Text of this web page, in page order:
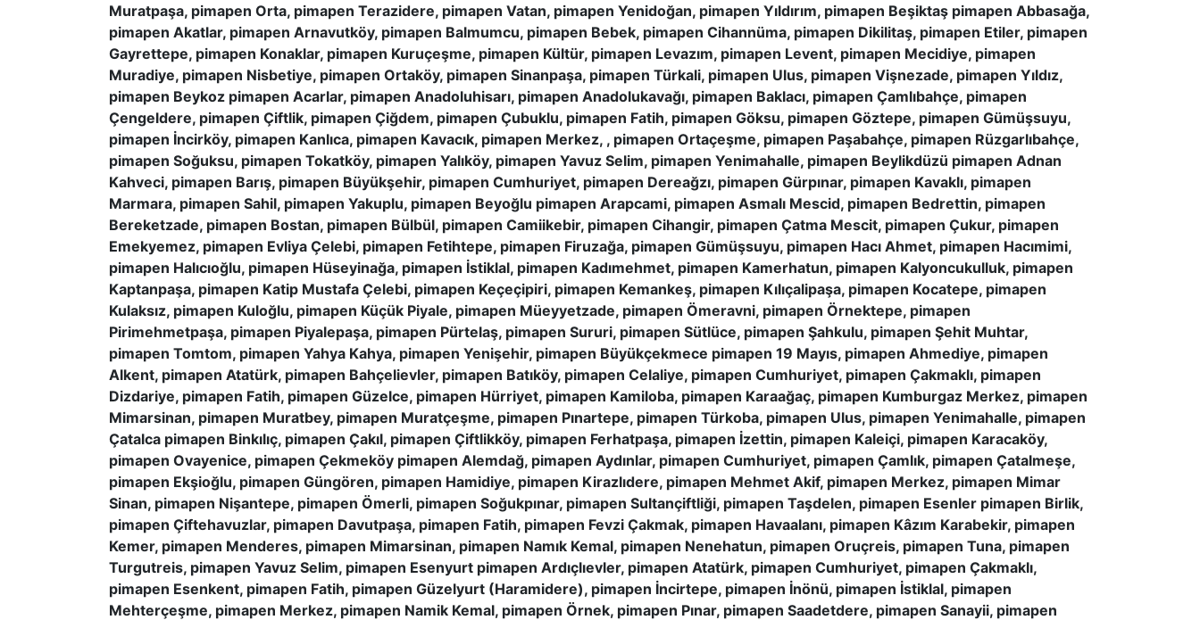
Muratpaşa, pimapen Orta, pimapen Terazidere, pimapen Vatan, pimapen Yenidoğan, pimapen Yıldırım, pimapen Beşiktaş pimapen Abbasağa,
pimapen Akatlar, pimapen Arnavutköy, pimapen Balmumcu, pimapen Bebek, pimapen Cihannüma, pimapen Dikilitaş, pimapen Etiler, pimapen
Gayrettepe, pimapen Konaklar, pimapen Kuruçeşme, pimapen Kültür, pimapen Levazım, pimapen Levent, pimapen Mecidiye, pimapen
Muradiye, pimapen Nisbetiye, pimapen Ortaköy, pimapen Sinanpaşa, pimapen Türkali, pimapen Ulus, pimapen Vişnezade, pimapen Yıldız,
pimapen Beykoz pimapen Acarlar, pimapen Anadoluhisarı, pimapen Anadolukavağı, pimapen Baklacı, pimapen Çamlıbahçe, pimapen
Çengeldere, pimapen Çiftlik, pimapen Çiğdem, pimapen Çubuklu, pimapen Fatih, pimapen Göksu, pimapen Göztepe, pimapen Gümüşsuyu,
pimapen İncirköy, pimapen Kanlıca, pimapen Kavacık, pimapen Merkez, , pimapen Ortaçeşme, pimapen Paşabahçe, pimapen Rüzgarlıbahçe,
pimapen Soğuksu, pimapen Tokatköy, pimapen Yalıköy, pimapen Yavuz Selim, pimapen Yenimahalle, pimapen Beylikdüzü pimapen Adnan
Kahveci, pimapen Barış, pimapen Büyükşehir, pimapen Cumhuriyet, pimapen Dereağzı, pimapen Gürpınar, pimapen Kavaklı, pimapen
Marmara, pimapen Sahil, pimapen Yakuplu, pimapen Beyoğlu pimapen Arapcami, pimapen Asmalı Mescid, pimapen Bedrettin, pimapen
Bereketzade, pimapen Bostan, pimapen Bülbül, pimapen Camiikebir, pimapen Cihangir, pimapen Çatma Mescit, pimapen Çukur, pimapen
Emekyemez, pimapen Evliya Çelebi, pimapen Fetihtepe, pimapen Firuzağa, pimapen Gümüşsuyu, pimapen Hacı Ahmet, pimapen Hacımimi,
pimapen Halıcıoğlu, pimapen Hüseyinağa, pimapen İstiklal, pimapen Kadımehmet, pimapen Kamerhatun, pimapen Kalyoncukulluk, pimapen
Kaptanpaşa, pimapen Katip Mustafa Çelebi, pimapen Keçeçipiri, pimapen Kemankeş, pimapen Kılıçalipaşa, pimapen Kocatepe, pimapen
Kulaksız, pimapen Kuloğlu, pimapen Küçük Piyale, pimapen Müeyyetzade, pimapen Ömeravni, pimapen Örnektepe, pimapen
Pirimehmetpaşa, pimapen Piyalepaşa, pimapen Pürtelaş, pimapen Sururi, pimapen Sütlüce, pimapen Şahkulu, pimapen Şehit Muhtar,
pimapen Tomtom, pimapen Yahya Kahya, pimapen Yenişehir, pimapen Büyükçekmece pimapen 19 Mayıs, pimapen Ahmediye, pimapen
Alkent, pimapen Atatürk, pimapen Bahçelievler, pimapen Batıköy, pimapen Celaliye, pimapen Cumhuriyet, pimapen Çakmaklı, pimapen
Dizdariye, pimapen Fatih, pimapen Güzelce, pimapen Hürriyet, pimapen Kamiloba, pimapen Karaağaç, pimapen Kumburgaz Merkez, pimapen
Mimarsinan, pimapen Muratbey, pimapen Muratçeşme, pimapen Pınartepe, pimapen Türkoba, pimapen Ulus, pimapen Yenimahalle, pimapen
Çatalca pimapen Binkılıç, pimapen Çakıl, pimapen Çiftlikköy, pimapen Ferhatpaşa, pimapen İzettin, pimapen Kaleiçi, pimapen Karacaköy,
pimapen Ovayenice, pimapen Çekmeköy pimapen Alemdağ, pimapen Aydınlar, pimapen Cumhuriyet, pimapen Çamlık, pimapen Çatalmeşe,
pimapen Ekşioğlu, pimapen Güngören, pimapen Hamidiye, pimapen Kirazlıdere, pimapen Mehmet Akif, pimapen Merkez, pimapen Mimar
Sinan, pimapen Nişantepe, pimapen Ömerli, pimapen Soğukpınar, pimapen Sultançiftliği, pimapen Taşdelen, pimapen Esenler pimapen Birlik,
pimapen Çiftehavuzlar, pimapen Davutpaşa, pimapen Fatih, pimapen Fevzi Çakmak, pimapen Havaalanı, pimapen Kâzım Karabekir, pimapen
Kemer, pimapen Menderes, pimapen Mimarsinan, pimapen Namık Kemal, pimapen Nenehatun, pimapen Oruçreis, pimapen Tuna, pimapen
Turgutreis, pimapen Yavuz Selim, pimapen Esenyurt pimapen Ardıçlıevler, pimapen Atatürk, pimapen Cumhuriyet, pimapen Çakmaklı,
pimapen Esenkent, pimapen Fatih, pimapen Güzelyurt (Haramidere), pimapen İncirtepe, pimapen İnönü, pimapen İstiklal, pimapen
Mehterçeşme, pimapen Merkez, pimapen Namik Kemal, pimapen Örnek, pimapen Pınar, pimapen Saadetdere, pimapen Sanayii, pimapen